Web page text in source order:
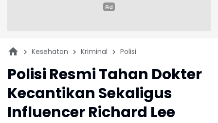
Kesehatan Kriminal Polisi
Polisi Resmi Tahan Dokter
Kecantikan Sekaligus
Influencer Richard Lee